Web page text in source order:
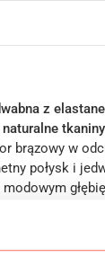
z
naturalne tkaniny
brązowy w
połysk i
i mniejszą